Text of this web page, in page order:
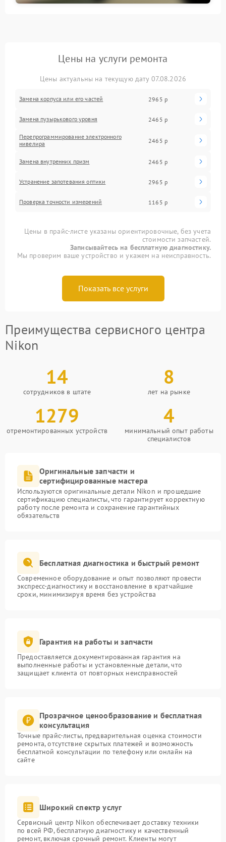
Цены на услуги ремонта
Цены актуальны на текущую дату 07.08.2026
Замена корпуса или его частей 2965 р
Замена пузырькового уровня 2465 р
Перепрограммирование электронного
нивелира
2465 р
Замена внутренних призм 2465 р
Устранение запотевания оптики 2965 р
Проверка точности измерений 1165 р
Цены в прайс-листе указаны ориентировочные, без учета
стоимости запчастей.
Записывайтесь на бесплатную диагностику.
Мы проверим ваше устройство и укажем на неисправность.
Показать все услуги
Преимущества сервисного центра
Nikon
14
сотрудников в штате
8
лет на рынке
1279
отремонтированных устройств
4
минимальный опыт работы
специалистов
Оригинальные запчасти и
сертифицированные мастера
Используются оригинальные детали Nikon и прошедшие
сертификацию специалисты, что гарантирует корректную
работу после ремонта и сохранение гарантийных
обязательств
Бесплатная диагностика и быстрый ремонт
Современное оборудование и опыт позволяют провести
экспресс-диагностику и восстановление в кратчайшие
сроки, минимизируя время без устройства
Гарантия на работы и запчасти
Предоставляется документированная гарантия на
выполненные работы и установленные детали, что
защищает клиента от повторных неисправностей
Прозрачное ценообразование и бесплатная
консультация
Точные прайс-листы, предварительная оценка стоимости
ремонта, отсутствие скрытых платежей и возможность
бесплатной консультации по телефону или онлайн на
сайте
Широкий спектр услуг
Сервисный центр Nikon обеспечивает доставку техники
по всей РФ, бесплатную диагностику и качественный
ремонт, включая срочный ремонт. Клиенты могут